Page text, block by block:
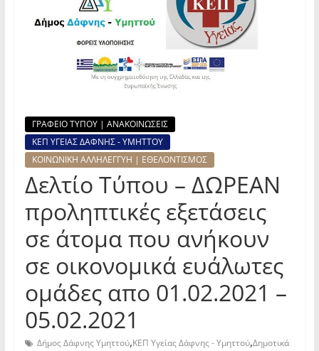
ΓΡΑΦΕΙΟ ΤΥΠΟΥ | ΑΝΑΚΟΙΝΩΣΕΙΣ
ΚΕΠ ΥΓΕΙΑΣ ΔΑΦΝΗΣ - ΥΜΗΤΤΟΥ
ΚΟΙΝΩΝΙΚΗ ΑΛΛΗΛΕΓΓΥΗ | ΕΘΕΛΟΝΤΙΣΜΟΣ
Δελτίο Τύπου – ΔΩΡΕΑΝ
προληπτικές εξετάσεις
σε άτομα που ανήκουν
σε οικονομικά ευάλωτες
ομάδες απο 01.02.2021 –
05.02.2021
Δήμος Δάφνης Υμηττού,ΚΕΠ Υγείας Δάφνης - Υμηττού,Δημοτικά